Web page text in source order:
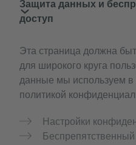
Защита данных и
доступ
Эта страница должна
для широкого круга
данные мы используем в
политикой
Настройки
Беспрепятственный